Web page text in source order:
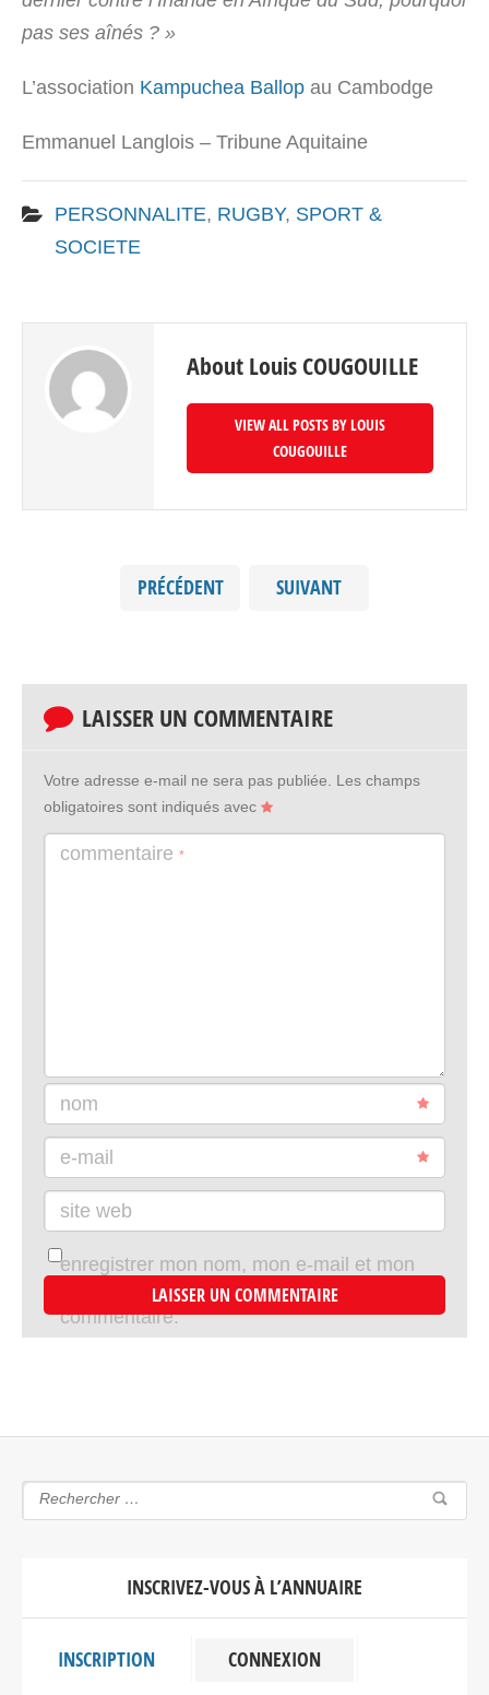
pas ses aînés ? »
L’association Kampuchea Ballop au Cambodge
Emmanuel Langlois – Tribune Aquitaine
PERSONNALITE, RUGBY, SPORT &
SOCIETE
About Louis COUGOUILLE
VIEW ALL POSTS BY LOUIS
COUGOUILLE
PRÉCÉDENT SUIVANT
LAISSER UN COMMENTAIRE
Votre adresse e-mail ne sera pas publiée.
Les champs
obligatoires sont indiqués avec
commentaire *
nom
e-mail
site web
enregistrer mon nom, mon e-mail et mon
site dans le navigateur pour mon prochain
commentaire.
INSCRIVEZ-VOUS À L’ANNUAIRE
INSCRIPTION CONNEXION